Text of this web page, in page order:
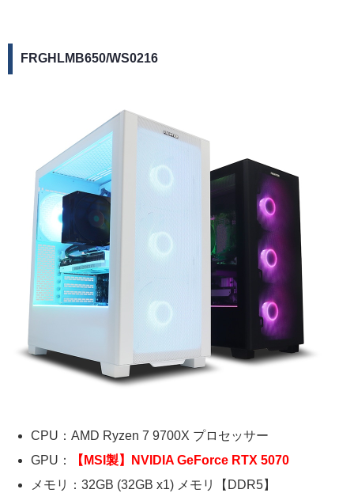
FRGHLMB650/WS0216
CPU：AMD Ryzen 7 9700X プロセッサー
GPU：
【MSI製】NVIDIA GeForce RTX 5070
メモリ：32GB (32GB x1) メモリ【DDR5】